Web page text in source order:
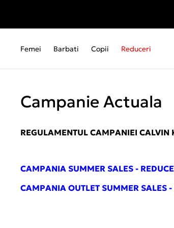
Femei Barbati Copii Reduceri
Campanie Actuala
REGULAMENTUL CAMPANIEI CALVIN
CAMPANIA SUMMER SALES -
CAMPANIA OUTLET SUMMER SALES